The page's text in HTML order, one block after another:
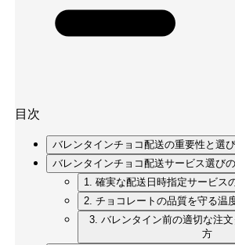
目次
バレンタインチョコ配送の重要性と選
バレンタインチョコ配送サービス選び
1. 確実な配送日時指定サービス
2. チョコレートの品質を守る温
3. バレンタイン前の適切な注
方